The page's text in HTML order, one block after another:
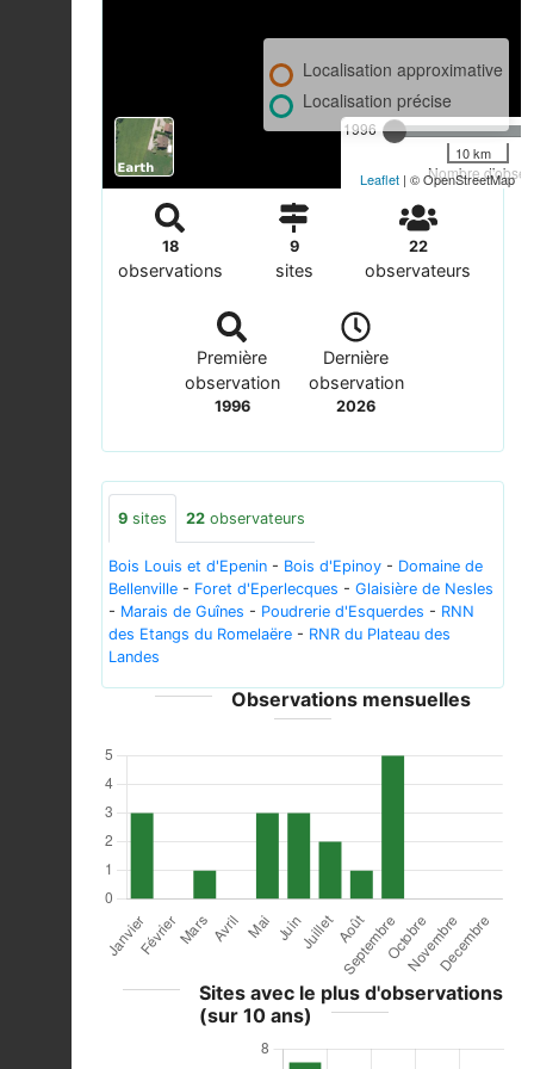
1996
Nombre
Localisation approximative
Localisation précise
10 km
Leaflet | © OpenStreetMap
18
observations
9
sites
22
observateurs
Première
observation
1996
Dernière
observation
2026
9 sites 22 observateurs
Bois Louis et d'Epenin - Bois d'Epinoy - Domaine de
Bellenville - Foret d'Eperlecques - Glaisière de Nesles
- Marais de Guînes - Poudrerie d'Esquerdes - RNN
des Etangs du Romelaëre - RNR du Plateau des
Landes
Observations mensuelles
Sites avec le plus d'observations
(sur 10 ans)